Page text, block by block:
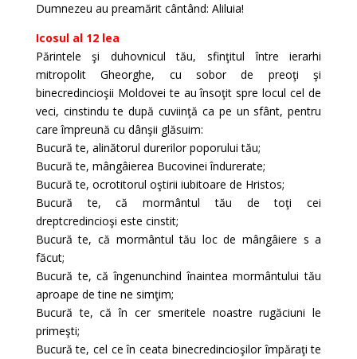
Dumnezeu au preamărit cântând: Aliluia!
Icosul al 12 lea
Părintele şi duhovnicul tău, sfinţitul între ierarhi
mitropolit Gheorghe, cu sobor de preoţi şi
binecredincioşii Moldovei te au însoţit spre locul cel de
veci, cinstindu te după cuviinţă ca pe un sfânt, pentru
care împreună cu dânşii glăsuim:
Bucură te, alinătorul durerilor poporului tău;
Bucură te, mângâierea Bucovinei îndurerate;
Bucură te, ocrotitorul oştirii iubitoare de Hristos;
Bucură te, că mormântul tău de toţi cei
dreptcredincioşi este cinstit;
Bucură te, că mormântul tău loc de mângâiere s a
făcut;
Bucură te, că îngenunchind înaintea mormântului tău
aproape de tine ne simţim;
Bucură te, că în cer smeritele noastre rugăciuni le
primeşti;
Bucură te, cel ce în ceata binecredincioşilor împăraţi te